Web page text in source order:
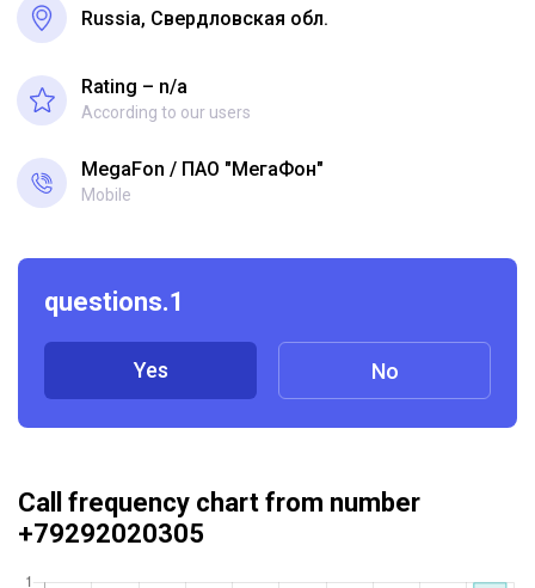
Russia, Свердловская обл.
Rating – n/a
According to our users
MegaFon ПАО "МегаФон"
Mobile
questions.1
Yes No
Call frequency chart from number
+79292020305